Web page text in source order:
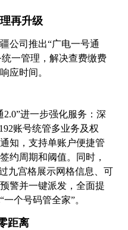
再升级
公司推出“广电一号通
一管理，解决查费缴费
应时间。
进一步强化服务：深
账号统管多业务及权
知，支持单账户便捷管
约周期和阈值。同时，
九宫格展示网格信息、可
警并一键派发，全面提
个号码管全家”。
距离